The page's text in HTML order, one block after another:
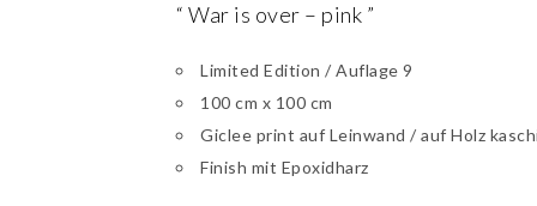
“ War is over – pink ”
Limited Edition / Auflage 9
100 cm x 100 cm
Giclee print auf Leinwand / auf Holz
Finish mit Epoxidharz